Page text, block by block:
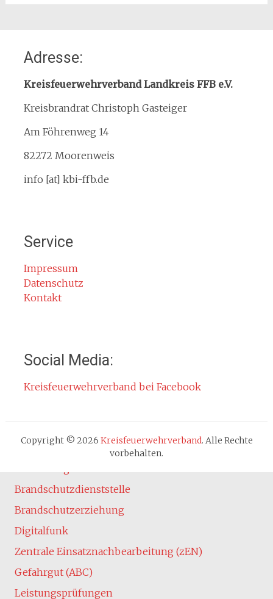
Organisation
Kreisfeuerwehrverband
Kreisbrandinspektion
Service
Rauchmelder
Rettungsgasse
Gefahr durch Kohlenmonoxid
Cookie-Hinweis
Atemschutz
Brandschutzdienststelle
Brandschutzerziehung
Digitalfunk
Zentrale Einsatznachbearbeitung (zEN)
Gefahrgut (ABC)
Leistungsprüfungen
Adresse:
Kreisfeuerwehrverband Landkreis FFB e.V.
Kreisbrandrat Christoph Gasteiger
Am Föhrenweg 14
82272 Moorenweis
info [at] kbi-ffb.de
Service
Impressum
Datenschutz
Kontakt
Social Media:
Kreisfeuerwehrverband bei Facebook
Copyright © 2026 Kreisfeuerwehrverband. Alle Rechte
vorbehalten.